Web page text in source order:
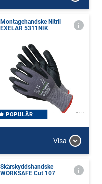
Montagehandske Nitril
EXELAR 5311NIK
POPULÄR
Visa
Skärskyddshandske
WORKSAFE Cut 107